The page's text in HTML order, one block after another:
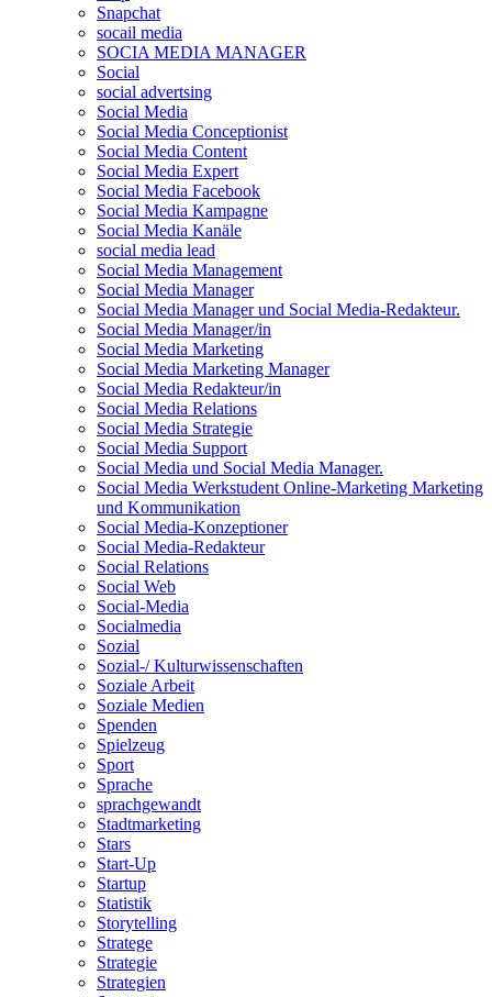
Snapchat
socail media
SOCIA MEDIA MANAGER
Social
social advertsing
Social Media
Social Media Conceptionist
Social Media Content
Social Media Expert
Social Media Facebook
Social Media Kampagne
Social Media Kanäle
social media lead
Social Media Management
Social Media Manager
Social Media Manager und Social Media-Redakteur.
Social Media Manager/in
Social Media Marketing
Social Media Marketing Manager
Social Media Redakteur/in
Social Media Relations
Social Media Strategie
Social Media Support
Social Media und Social Media Manager.
Social Media Werkstudent Online-Marketing Marketing
und Kommunikation
Social Media-Konzeptioner
Social Media-Redakteur
Social Relations
Social Web
Social-Media
Socialmedia
Sozial
Sozial-/ Kulturwissenschaften
Soziale Arbeit
Soziale Medien
Spenden
Spielzeug
Sport
Sprache
sprachgewandt
Stadtmarketing
Stars
Start-Up
Startup
Statistik
Storytelling
Stratege
Strategie
Strategien